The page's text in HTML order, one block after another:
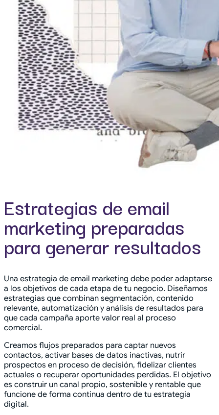
Estrategias de email
marketing preparadas
para generar resultados
Una estrategia de email marketing debe poder adaptarse
a los objetivos de cada etapa de tu negocio. Diseñamos
estrategias que combinan segmentación, contenido
relevante, automatización y análisis de resultados para
que cada campaña aporte valor real al proceso
comercial.
Creamos flujos preparados para captar nuevos
contactos, activar bases de datos inactivas, nutrir
prospectos en proceso de decisión, fidelizar clientes
actuales o recuperar oportunidades perdidas. El objetivo
es construir un canal propio, sostenible y rentable que
funcione de forma continua dentro de tu estrategia
digital.